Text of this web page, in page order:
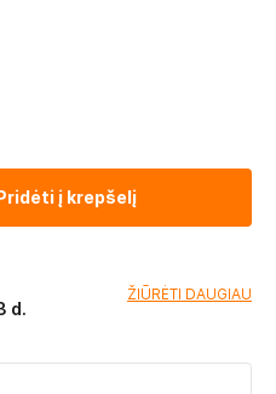
į krepšelį
d.
ŽIŪRĖTI DAUGIAU